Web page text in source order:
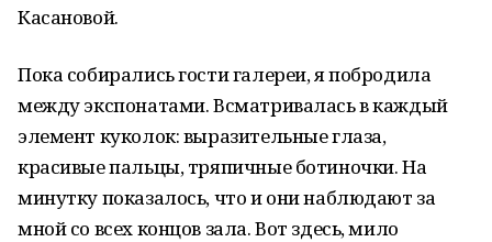
Касановой.
Пока собирались гости галереи, я побродила
между экспонатами. Всматривалась в каждый
элемент куколок: выразительные глаза,
красивые пальцы, тряпичные ботиночки. На
минутку показалось, что и они наблюдают за
мной со всех концов зала. Вот здесь, мило